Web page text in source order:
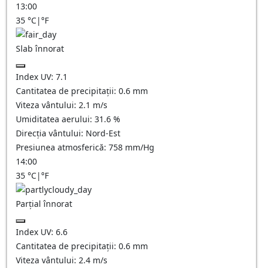
13:00
35 °C|°F
Slab înnorat
Index UV: 7.1
Cantitatea de precipitații: 0.6 mm
Viteza vântului: 2.1 m/s
Umiditatea aerului: 31.6 %
Direcția vântului: Nord-Est
Presiunea atmosferică: 758 mm/Hg
14:00
35 °C|°F
Parțial înnorat
Index UV: 6.6
Cantitatea de precipitații: 0.6 mm
Viteza vântului: 2.4 m/s